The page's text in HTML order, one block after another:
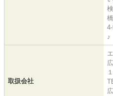
♪
取扱会社
１